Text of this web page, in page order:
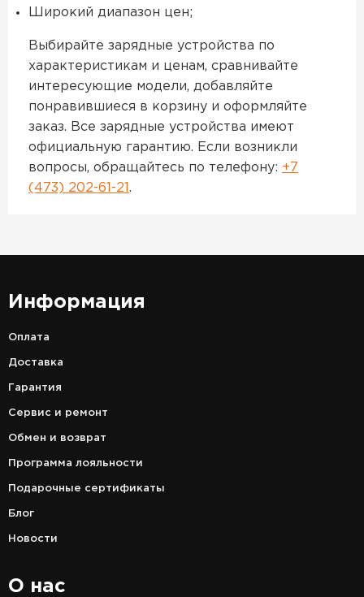
Широкий диапазон цен;
Выбирайте зарядные устройства по
характеристикам и ценам, сравнивайте
интересующие модели, добавляйте
понравившиеся в корзину и оформляйте
заказ. Все зарядные устройства имеют
официальную гарантию. Если возникли
вопросы, обращайтесь по телефону: +7
(473) 202-61-21 .
Информация
Оплата
Доставка
Гарантия
Сервис и ремонт
Обмен и возврат
Программа лояльности
Подарочные сертификаты
Блог
Новости
О нас